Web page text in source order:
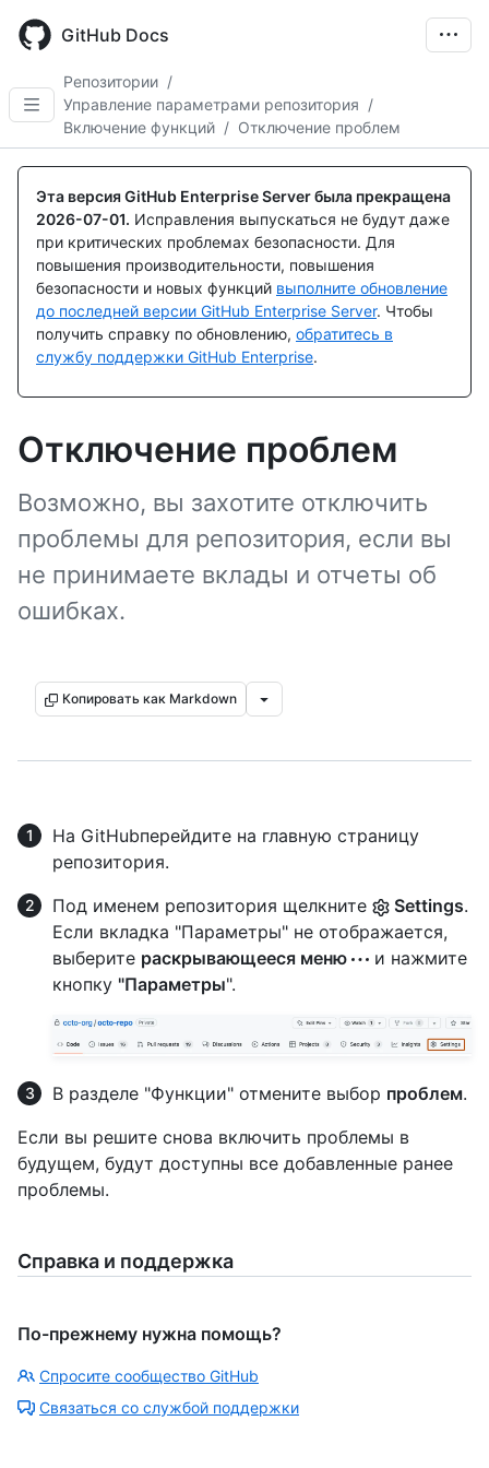
main
GitHub Docs
Репозитории /
Управление параметрами репозитория /
Включение функций / Отключение проблем
Эта версия GitHub Enterprise Server была прекращена
2026-07-01. Исправления выпускаться не будут даже
при критических проблемах безопасности. Для
повышения производительности, повышения
безопасности и новых функций выполните обновление
до последней версии GitHub Enterprise Server. Чтобы
получить справку по обновлению, обратитесь в
службу поддержки GitHub Enterprise.
Отключение проблем
Возможно, вы захотите отключить
проблемы для репозитория, если вы
не принимаете вклады и отчеты об
ошибках.
Копировать как Markdown
На GitHubперейдите на главную страницу
репозитория.
Под именем репозитория щелкните
Settings.
Если вкладка "Параметры" не отображается,
выберите раскрывающееся меню
и нажмите
кнопку "Параметры".
В разделе "Функции" отмените выбор проблем.
Если вы решите снова включить проблемы в
будущем, будут доступны все добавленные ранее
проблемы.
Справка и поддержка
По-прежнему нужна помощь?
Спросите сообщество GitHub
Связаться со службой поддержки